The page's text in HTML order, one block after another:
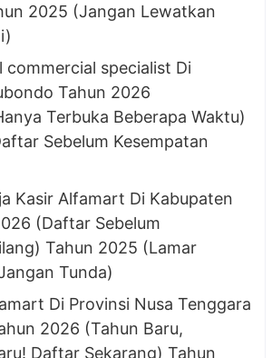
2025 (Jangan Lewatkan
commercial specialist Di
Tahun 2026
Terbuka Beberapa Waktu)
Sebelum Kesempatan
Kasir Alfamart Di Kabupaten
(Daftar Sebelum
Tahun 2025 (Lamar
Tunda)
Di Provinsi Nusa Tenggara
2026 (Tahun Baru,
Daftar Sekarang) Tahun